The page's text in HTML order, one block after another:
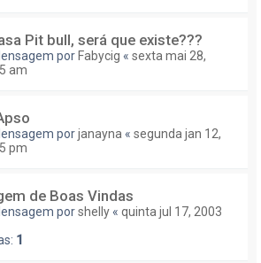
Pit bull, será que existe???
por Fabycig « sexta mai 28,
am
porjanayna « segunda jan 12,
pm
de Boas Vindas
porshelly « quinta jul 17, 2003
1